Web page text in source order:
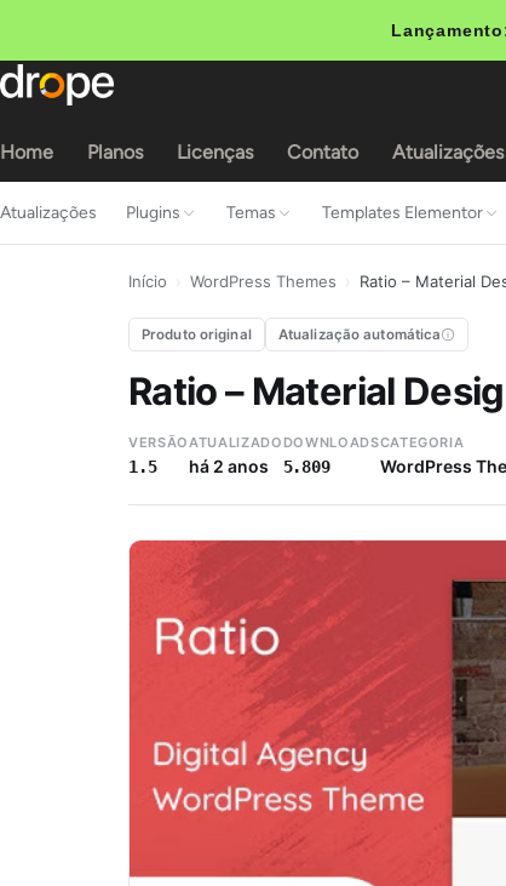
Home Planos Licenças Contato Atualizações
Atualizações Plugins Temas Templates Elementor
Início WordPress Themes Ratio – Material
Produto original Atualização automática
Ratio – Material
VERSÃO
1.5
ATUALIZADO
há 2 anos
DOWNLOADS
5.809
CATEGORIA
WordPress